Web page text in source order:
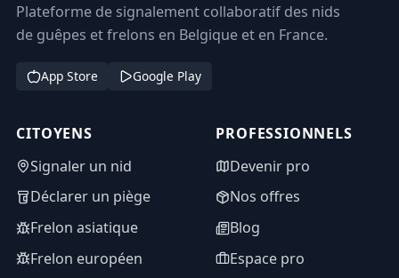
Plateforme de signalement collaboratif des nids
de guêpes et frelons en Belgique et en France.
App Store Google Play
CITOYENS
Signaler un nid
Déclarer un piège
Frelon asiatique
Frelon européen
PROFESSIONNELS
Devenir pro
Nos offres
Blog
Espace pro